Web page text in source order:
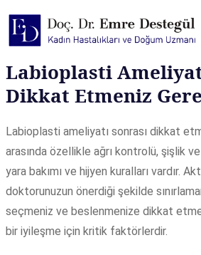
Labioplasti
Dikkat Etmeniz
Labioplasti ameliyatı sonrası dikkat
arasında özellikle ağrı kontrolü, şişlik
yara bakımı ve hijyen kuralları vardır.
doktorunuzun önerdiği şekilde
seçmeniz ve beslenmenize dikkat
bir iyileşme için kritik faktörlerdir.